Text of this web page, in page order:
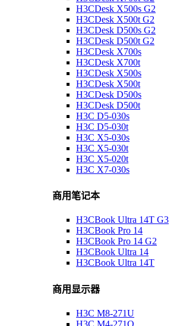
H3CDesk X500s G2
H3CDesk X500t G2
H3CDesk D500s G2
H3CDesk D500t G2
H3CDesk X700s
H3CDesk X700t
H3CDesk X500s
H3CDesk X500t
H3CDesk D500s
H3CDesk D500t
H3C D5-030s
H3C D5-030t
H3C X5-030s
H3C X5-030t
H3C X5-020t
H3C X7-030s
商用笔记本
H3CBook Ultra 14T G3
H3CBook Pro 14
H3CBook Pro 14 G2
H3CBook Ultra 14
H3CBook Ultra 14T
商用显示器
H3C M8-271U
H3C M4-271Q